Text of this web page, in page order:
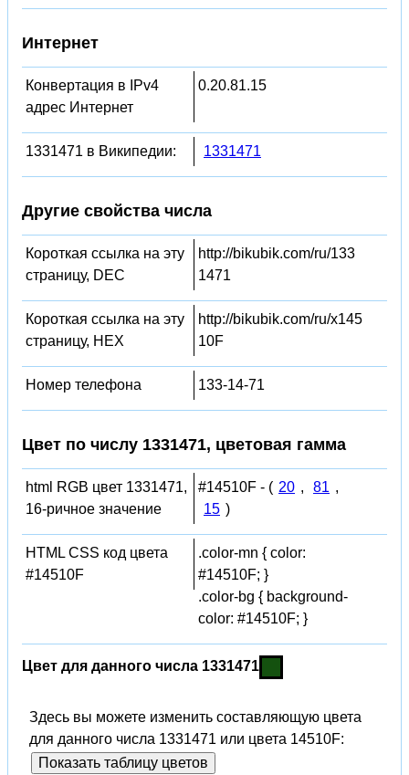
Интернет
Конвертация в IPv4
адрес Интернет
0.20.81.15
1331471 в Википедии: 1331471
Другие свойства числа
Короткая ссылка на эту
страницу, DEC
http://bikubik.com/ru/133
1471
Короткая ссылка на эту
страницу, HEX
http://bikubik.com/ru/x145
10F
Номер телефона 133-14-71
Цвет по числу 1331471, цветовая гамма
html RGB цвет 1331471,
16-ричное значение
#14510F - ( 20 , 81 ,
15 )
HTML CSS код цвета
#14510F
.color-mn { color:
#14510F; }
.color-bg { background-
color: #14510F; }
Цвет для данного числа 1331471
Здесь вы можете изменить составляющую цвета
для данного числа 1331471 или цвета 14510F:
Показать таблицу цветов